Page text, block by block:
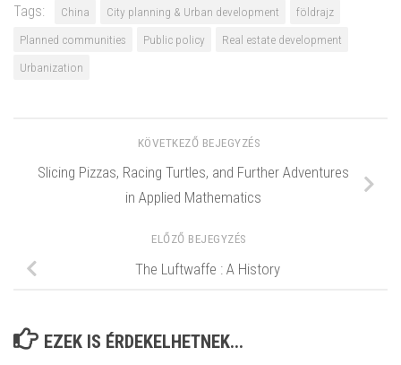
Tags: China City planning & Urban development
földrajz
Planned communities
Public policy
Real estate development
Urbanization
KÖVETKEZŐ BEJEGYZÉS
Slicing Pizzas, Racing Turtles, and Further Adventures
in Applied Mathematics
ELŐZŐ BEJEGYZÉS
The Luftwaffe : A History
EZEK IS ÉRDEKELHETNEK...